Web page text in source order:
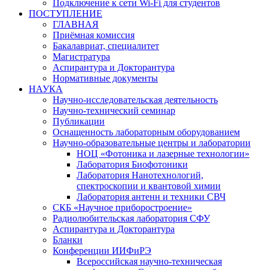
Подключение к сети Wi-Fi для студентов
ПОСТУПЛЕНИЕ
ГЛАВНАЯ
Приёмная комиссия
Бакалавриат, специалитет
Магистратура
Аспирантура и Докторантура
Нормативные документы
НАУКА
Научно-исследовательская деятельность
Научно-технический семинар
Публикации
Оснащенность лабораторным оборудованием
Научно-образовательные центры и лаборатории
НОЦ «Фотоника и лазерные технологии»
Лаборатория Биофотоники
Лаборатория Нанотехнологий,
спектроскопии и квантовой химии
Лаборатория антенн и техники СВЧ
СКБ «Научное приборостроение»
Радиолюбительская лаборатория СФУ
Аспирантура и Докторантура
Бланки
Конференции ИИФиРЭ
Всероссийская научно-техническая